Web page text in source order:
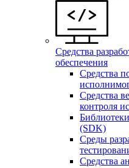
Средства
обеспечения
Средства
Средства
контроля
(SDK)
Среды
Средства